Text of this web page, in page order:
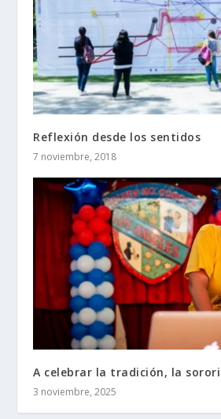
Reflexión desde los sentidos
7 noviembre, 2018
A celebrar la tradición, la
3 noviembre, 2025